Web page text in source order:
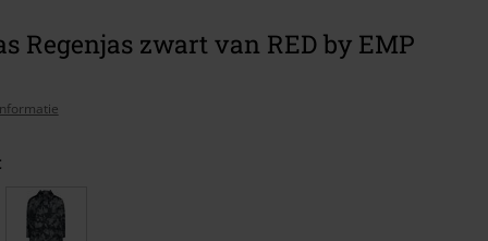
Regenjas zwart van RED by EMP